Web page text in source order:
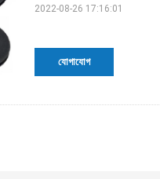
যোগাযোগ
2022-08-26 17:16:01